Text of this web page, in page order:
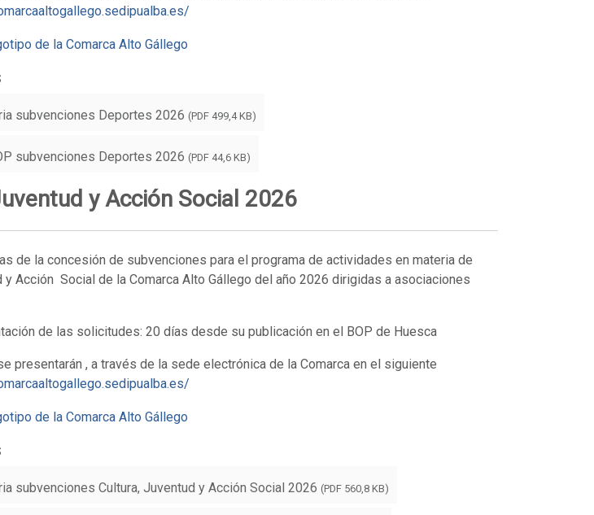
de la Comarca Alto Gállego
subvenciones Deportes 2026 (PDF 499,4 KB)
subvenciones Deportes 2026 (PDF 44,6 KB)
y Acción Social 2026
de la concesión de subvenciones para el programa de actividades en materia de
y Acción Social de la Comarca Alto Gállego del año 2026 dirigidas a asociaciones
de las solicitudes: 20 días desde su publicación en el BOP de Huesca
presentarán , a través de la sede electrónica de la Comarca en el siguiente
de la Comarca Alto Gállego
subvenciones Cultura, Juventud y Acción Social 2026 (PDF 560,8 KB)